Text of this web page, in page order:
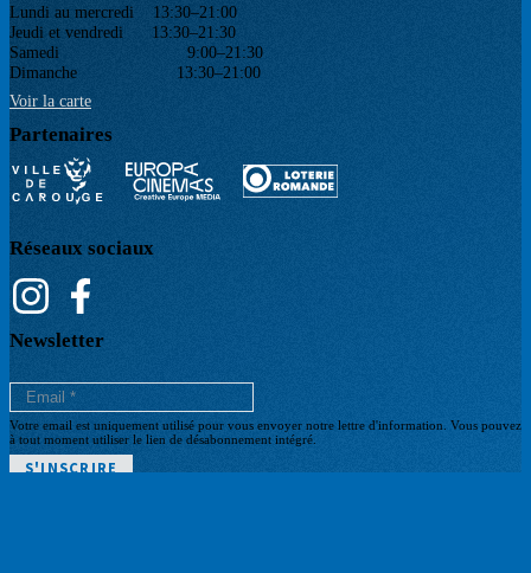
Lundi au mercredi 13:30–21:00
Jeudi et vendredi 13:30–21:30
Samedi 9:00–21:30
Dimanche 13:30–21:00
Voir la carte
Partenaires
Réseaux sociaux
Newsletter
Votre email est uniquement utilisé pour vous envoyer notre lettre d'information. Vous pouvez
à tout moment utiliser le lien de désabonnement intégré.